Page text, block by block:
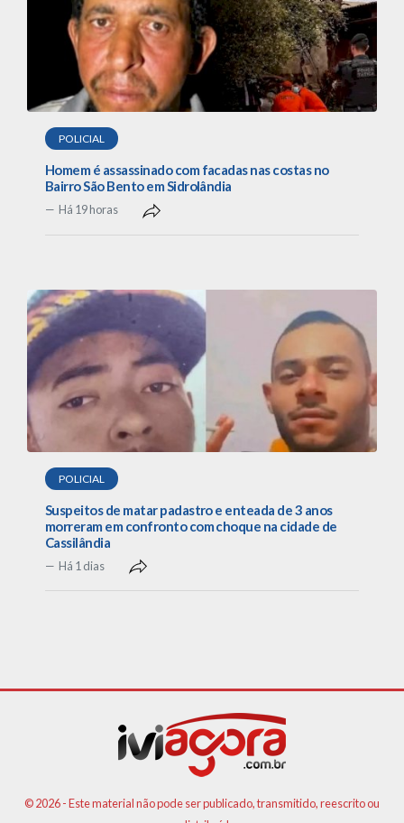
POLICIAL
Homem é assassinado com facadas nas costas no
Bairro São Bento em Sidrolândia
Há 19 horas
POLICIAL
Suspeitos de matar padastro e enteada de 3 anos
morreram em confronto com choque na cidade de
Cassilândia
Há 1 dias
© 2026 - Este material não pode ser publicado, transmitido, reescrito ou